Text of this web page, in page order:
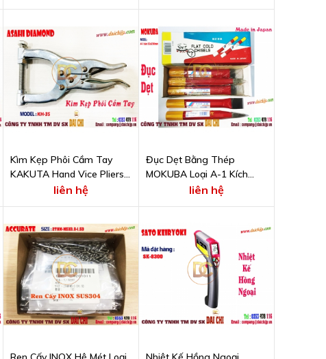
Kìm Kẹp Phôi Cầm Tay
KAKUTA Hand Vice Pliers
Model KH-3Sliên hệ
Đục Dẹt Bằng Thép
MOKUBA Loại A-1 Kích
Thước 32 x 230 x 25 mm
liên hệ